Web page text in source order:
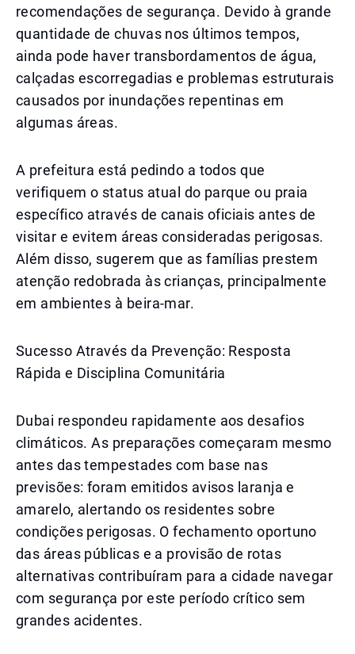
recomendações de segurança. Devido à grande
quantidade de chuvas nos últimos tempos,
ainda pode haver transbordamentos de água,
calçadas escorregadias e problemas estruturais
causados por inundações repentinas em
algumas áreas.
A prefeitura está pedindo a todos que
verifiquem o status atual do parque ou praia
específico através de canais oficiais antes de
visitar e evitem áreas consideradas perigosas.
Além disso, sugerem que as famílias prestem
atenção redobrada às crianças, principalmente
em ambientes à beira-mar.
Sucesso Através da Prevenção: Resposta
Rápida e Disciplina Comunitária
Dubai respondeu rapidamente aos desafios
climáticos. As preparações começaram mesmo
antes das tempestades com base nas
previsões: foram emitidos avisos laranja e
amarelo, alertando os residentes sobre
condições perigosas. O fechamento oportuno
das áreas públicas e a provisão de rotas
alternativas contribuíram para a cidade navegar
com segurança por este período crítico sem
grandes acidentes.